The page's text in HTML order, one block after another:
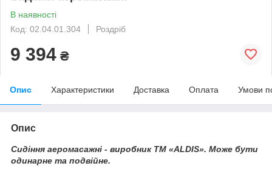
В наявності
Код: 02.04.01.304
Роздріб
9 394 ₴
Опис Характеристики Доставка Оплата Умови
Опис
Сидіння аеромасажні - виробник ТМ «ALDIS». Може бути
одинарне та подвійне.